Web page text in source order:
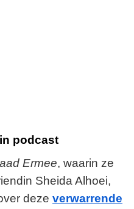
podcast
Ermee, waarin ze
Sheida Alhoei,
deze verwarrende